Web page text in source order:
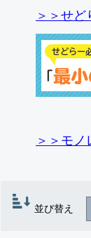
＞＞せ
＞＞モ
並び替え